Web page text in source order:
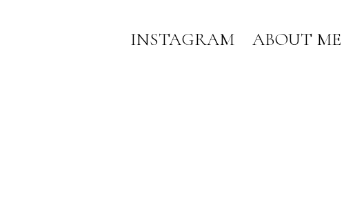
INSTAGRAM ABOUT ME